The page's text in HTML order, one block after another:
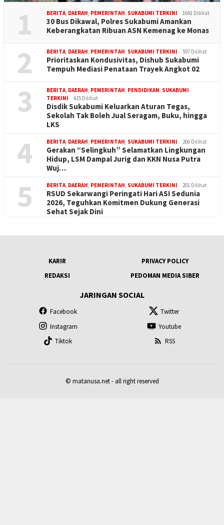
1 BERITA DAERAH PEMERINTAH SUKABUMI TERKINI 1641 Dilihat
30 Bus Dikawal, Polres Sukabumi Amankan
Keberangkatan Ribuan ASN Kemenag ke Monas
2 BERITA DAERAH PEMERINTAH SUKABUMI TERKINI 597 Dilihat
Prioritaskan Kondusivitas, Dishub Sukabumi
Tempuh Mediasi Penataan Trayek Angkot 02
3 BERITA DAERAH PEMERINTAH PENDIDIKAN SUKABUMI
TERKINI
425 Dilihat
Disdik Sukabumi Keluarkan Aturan Tegas,
Sekolah Tak Boleh Jual Seragam, Buku, hingga
LKS
4 BERITA DAERAH PEMERINTAH SUKABUMI TERKINI 266 Dilihat
Gerakan “Selingkuh” Selamatkan Lingkungan
Hidup, LSM Dampal Jurig dan KKN Nusa Putra
Wuj…
5 BERITA DAERAH PEMERINTAH SUKABUMI TERKINI 201 Dilihat
RSUD Sekarwangi Peringati Hari ASI Sedunia
2026, Teguhkan Komitmen Dukung Generasi
Sehat Sejak Dini
KARIR
PRIVACY POLICY
REDAKSI
PEDOMAN MEDIA SIBER
JARINGAN SOCIAL
Facebook
Twitter
Instagram
Youtube
Tiktok
RSS
© matanusa.net - all right reserved